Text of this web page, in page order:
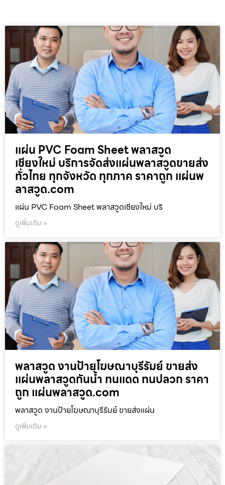
แผ่น PVC Foam Sheet พลาสวูด
เชียงใหม่ บริการจัดส่งแผ่นพลาสวูดขายส่ง
ทั่วไทย ทุกจังหวัด ทุกภาค ราคาถูก แผ่นพ
ลาสวูด.com
แผ่น PVC Foam Sheet พลาสวูดเชียงใหม่ บริ
ดูเพิ่มเติม »
พลาสวูด งานป้ายโฆษณาบุรีรัมย์ ขายส่ง
แผ่นพลาสวูดกันน้ำ ทนแดด ทนปลวก ราคา
ถูก แผ่นพลาสวูด.com
พลาสวูด งานป้ายโฆษณาบุรีรัมย์ ขายส่งแผ่น
ดูเพิ่มเติม »